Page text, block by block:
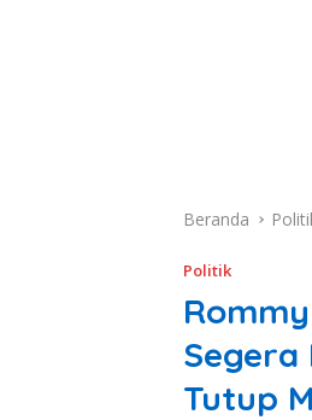
Beranda
Politik
Segera
Tutup